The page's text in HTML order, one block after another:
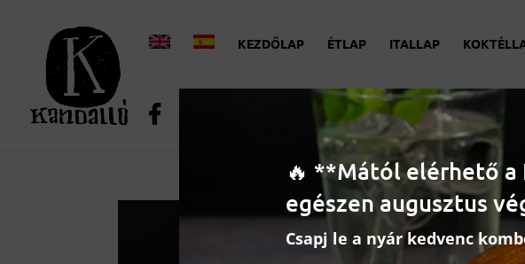
KEZDŐLAP ÉTLAP ITALLAP
🔥 **Mától elérhető a
egészen augusztus
Csapj le a nyár kedvenc